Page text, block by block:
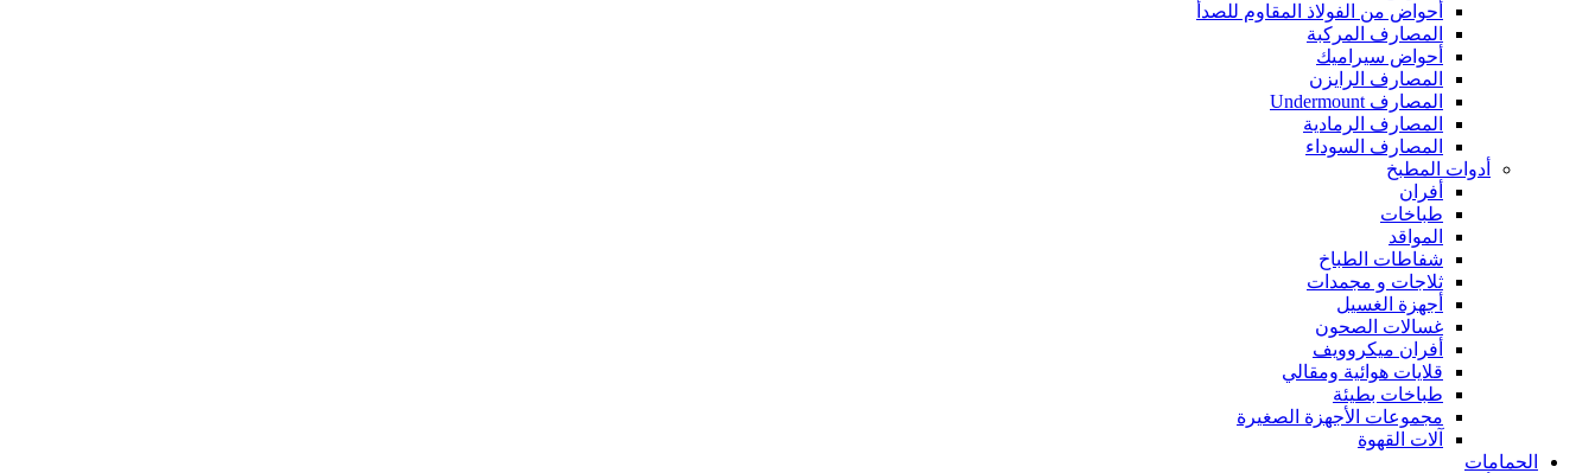
أحواض من الفولاذ المقاوم للصدأ
المصارف المركبة
أحواض سيراميك
المصارف الرايزن
المصارف Undermount
المصارف الرمادية
المصارف السوداء
أدوات المطبخ
أفران
طباخات
المواقد
شفاطات الطباخ
ثلاجات و مجمدات
أجهزة الغسيل
غسالات الصحون
أفران ميكروويف
قلايات هوائية ومقالي
طباخات بطيئة
مجموعات الأجهزة الصغيرة
آلات القهوة
الحمامات